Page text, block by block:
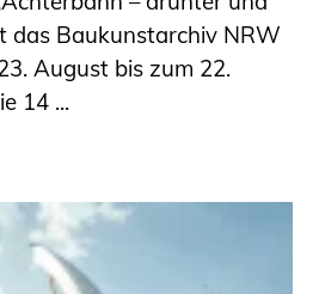
das Baukunstarchiv NRW
August bis zum 22.
14 ...